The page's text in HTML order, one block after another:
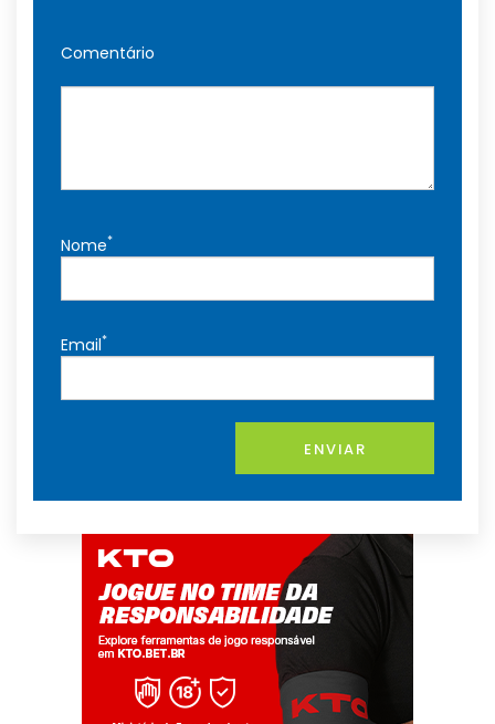
Comentário
Nome*
Email*
ENVIAR